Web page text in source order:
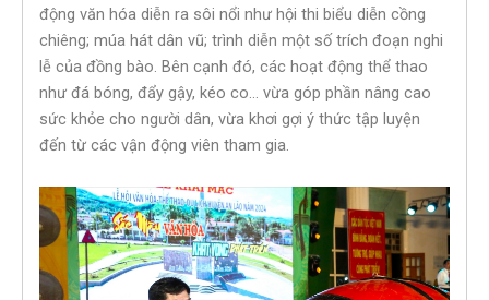
động văn hóa diễn ra sôi nổi như hội thi biểu diễn cồng
chiêng; múa hát dân vũ; trình diễn một số trích đoạn nghi
lễ của đồng bào. Bên cạnh đó, các hoạt động thể thao
như đá bóng, đẩy gậy, kéo co… vừa góp phần nâng cao
sức khỏe cho người dân, vừa khơi gợi ý thức tập luyện
đến từ các vận động viên tham gia.